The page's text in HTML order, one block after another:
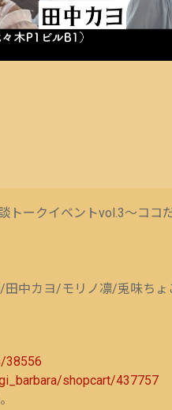
ークイベントvol.3〜ココ
中カヨ/モリノ凛/兎味ちょ
38556
shopcart/437757